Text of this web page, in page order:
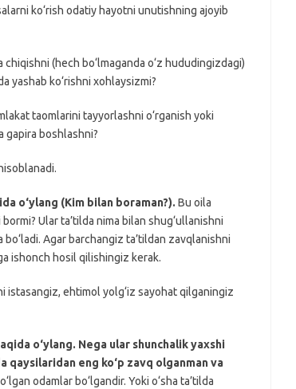
ko‘rish odatiy hayotni unutishning ajoyib
(hech bo‘lmaganda o‘z hududingizdagi)
yashab ko‘rishni xohlaysizmi?
taomlarini tayyorlashni o‘rganish yoki
gapira boshlashni?
o‘ylang (Kim bilan boraman?). Bu oila
Ular ta’tilda nima bilan shug‘ullanishni
Agar barchangiz ta’tildan zavqlanishni
ishonch hosil qilishingiz kerak.
istasangiz, ehtimol yolg‘iz sayohat qilganingiz
o‘ylang. Nega ular shunchalik yaxshi
qaysilaridan eng ko‘p zavq olganman va
odamlar bo‘lgandir. Yoki o‘sha ta’tilda